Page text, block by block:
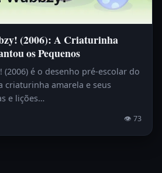
(2006): A Criaturinha
os Pequenos
(2006) é o desenho pré-escolar do
criaturinha amarela e seus
e lições…
👁 73